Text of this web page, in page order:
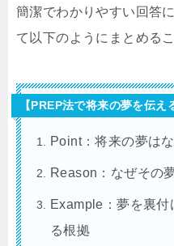
簡潔でわかりやすい回答
て以下のようにまとめる
【PREP法で将来の夢を伝え
Point：将来の夢は
Reason：なぜその
Example：夢を裏付
る根拠